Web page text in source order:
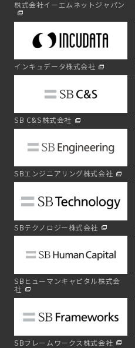
株式会社イーエムネットジャパン
インキュデータ株式会社
SB C&S株式会社
SBエンジニアリング株式会社
SBテクノロジー株式会社
SBヒューマンキャピタル株式会
社
SBフレームワークス株式会社